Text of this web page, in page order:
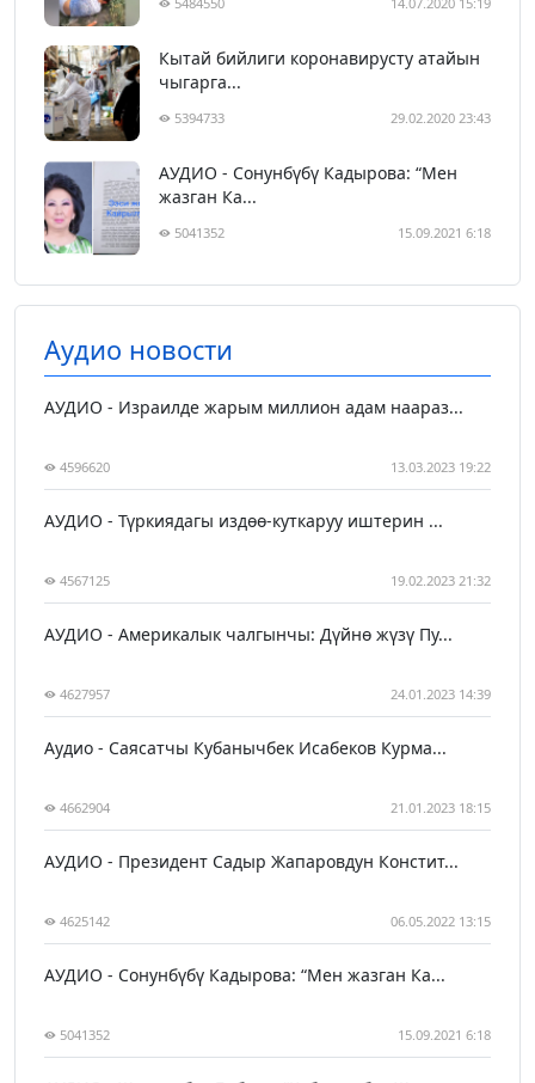
Кытай бийлиги коронавирусту атайын
чыгарга...
5394733 29.02.2020 23:43
АУДИО - Сонунбүбү Кадырова: “Мен
жазган Ка...
5041352 15.09.2021 6:18
Аудио новости
АУДИО - Израилде жарым миллион адам наараз...
4596620 13.03.2023 19:22
АУДИО - Түркиядагы издөө-куткаруу иштерин ...
4567125 19.02.2023 21:32
АУДИО - Америкалык чалгынчы: Дүйнө жүзү Пу...
4627957 24.01.2023 14:39
Аудио - Саясатчы Кубанычбек Исабеков Курма...
4662904 21.01.2023 18:15
АУДИО - Президент Садыр Жапаровдун Констит...
4625142 06.05.2022 13:15
АУДИО - Сонунбүбү Кадырова: “Мен жазган Ка...
5041352 15.09.2021 6:18